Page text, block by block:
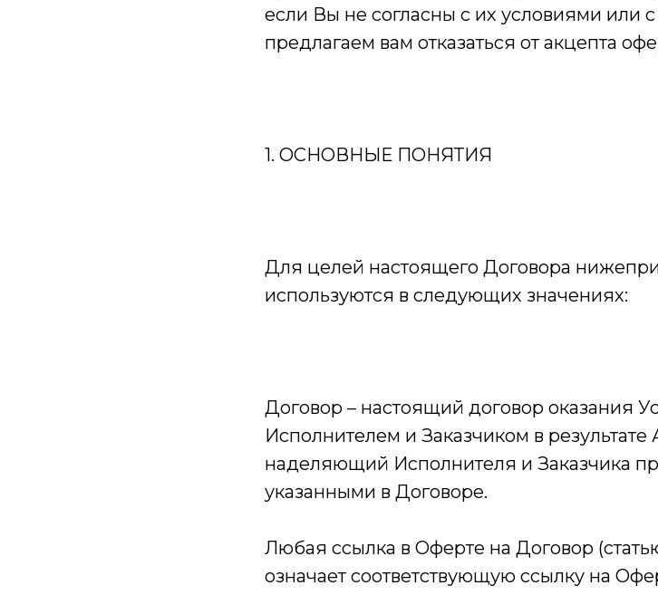
если Вы не согласны с их условиями или
предлагаем вам отказаться от акцепта
1. ОСНОВНЫЕ ПОНЯТИЯ
Для целей настоящего Договора
используются в следующих значениях:
Договор – настоящий договор оказания
Исполнителем и Заказчиком в
наделяющий Исполнителя и Заказчика
указанными в Договоре.
Любая ссылка в Оферте на Договор
означает соответствующую ссылку на